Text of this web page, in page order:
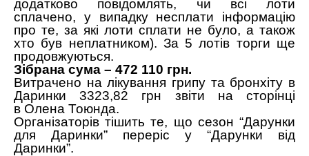
додатково повідомлять, чи всі лоти
сплачено, у випадку несплати інформацію
про те, за які лоти сплати не було, а також
хто був неплатником). За 5 лотів торги ще
продовжуються.
Зібрана сума – 472 110 грн.
Витрачено на лікування грипу та бронхіту в
Даринки 3323,82 грн звіти на сторінці
в Олена Тоюнда.
Організаторів тішить те, що сезон “Дарунки
для Даринки” переріс у “Дарунки від
Даринки”.